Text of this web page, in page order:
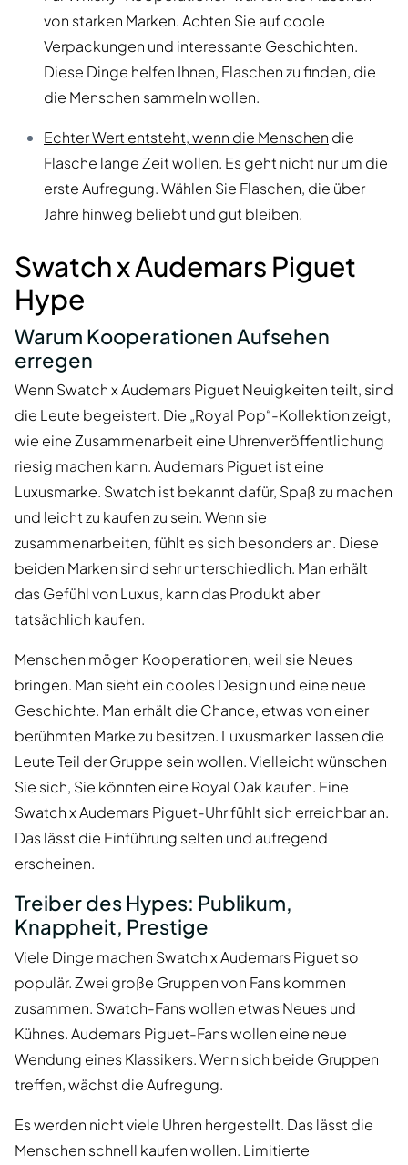
von starken Marken. Achten Sie auf coole
Verpackungen und interessante Geschichten.
Diese Dinge helfen Ihnen, Flaschen zu finden, die
die Menschen sammeln wollen.
Echter Wert entsteht, wenn die Menschen die
Flasche lange Zeit wollen. Es geht nicht nur um die
erste Aufregung. Wählen Sie Flaschen, die über
Jahre hinweg beliebt und gut bleiben.
Swatch x Audemars Piguet
Hype
Warum Kooperationen Aufsehen
erregen
Wenn Swatch x Audemars Piguet Neuigkeiten teilt, sind
die Leute begeistert. Die „Royal Pop“-Kollektion zeigt,
wie eine Zusammenarbeit eine Uhrenveröffentlichung
riesig machen kann. Audemars Piguet ist eine
Luxusmarke. Swatch ist bekannt dafür, Spaß zu machen
und leicht zu kaufen zu sein. Wenn sie
zusammenarbeiten, fühlt es sich besonders an. Diese
beiden Marken sind sehr unterschiedlich. Man erhält
das Gefühl von Luxus, kann das Produkt aber
tatsächlich kaufen.
Menschen mögen Kooperationen, weil sie Neues
bringen. Man sieht ein cooles Design und eine neue
Geschichte. Man erhält die Chance, etwas von einer
berühmten Marke zu besitzen. Luxusmarken lassen die
Leute Teil der Gruppe sein wollen. Vielleicht wünschen
Sie sich, Sie könnten eine Royal Oak kaufen. Eine
Swatch x Audemars Piguet-Uhr fühlt sich erreichbar an.
Das lässt die Einführung selten und aufregend
erscheinen.
Treiber des Hypes: Publikum,
Knappheit, Prestige
Viele Dinge machen Swatch x Audemars Piguet so
populär. Zwei große Gruppen von Fans kommen
zusammen. Swatch-Fans wollen etwas Neues und
Kühnes. Audemars Piguet-Fans wollen eine neue
Wendung eines Klassikers. Wenn sich beide Gruppen
treffen, wächst die Aufregung.
Es werden nicht viele Uhren hergestellt. Das lässt die
Menschen schnell kaufen wollen. Limitierte